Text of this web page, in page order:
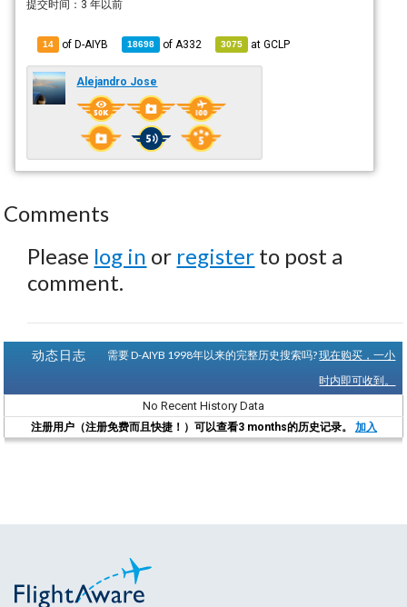
提交时间： 3 年以前
14 of D-AIYB 18698 of A332 3075 atGCLP
Alejandro Jose
Comments
Please log in or register to post a
comment.
动态日志 需要 D-AIYB 1998年以来的完整历史搜索吗?现在购买，一小
时内即可收到。
No Recent History Data
注册用户（注册免费而且快捷！）可以查看3 months的历史记录。 加入